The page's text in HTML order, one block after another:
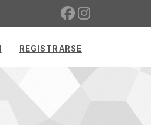
REGISTRARSE